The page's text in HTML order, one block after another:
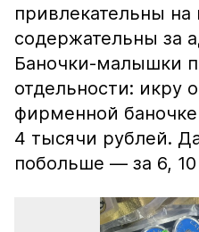
привлекательны
содержательны за
Баночки-малышки
отдельности: икру
фирменной
4 тысячи рублей.
побольше — за 6,